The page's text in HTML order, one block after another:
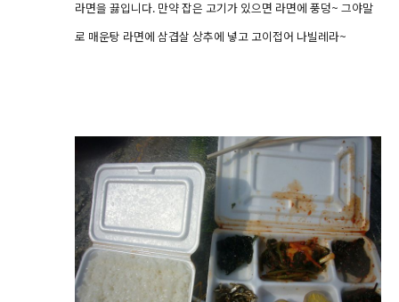
라면을 끓입니다. 만약 잡은 고기가 있으면 라면에 풍덩~ 그야말
로 매운탕 라면에 삼겹살 상추에 넣고 고이접어 나빌레라~